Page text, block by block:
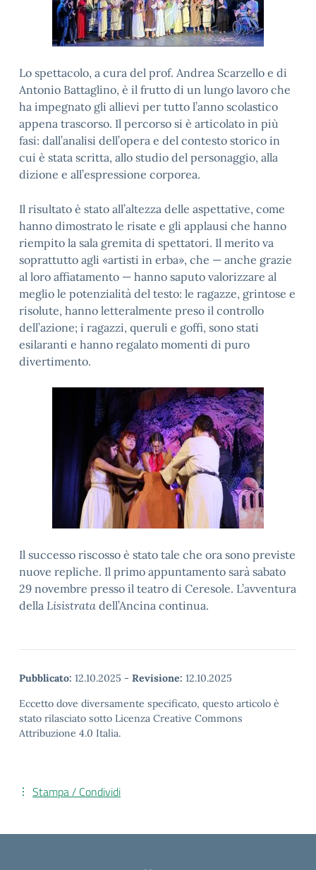
Lo spettacolo, a cura del prof. Andrea Scarzello e di
Antonio Battaglino, è il frutto di un lungo lavoro che
ha impegnato gli allievi per tutto l’anno scolastico
appena trascorso. Il percorso si è articolato in più
fasi: dall’analisi dell’opera e del contesto storico in
cui è stata scritta, allo studio del personaggio, alla
dizione e all’espressione corporea.
Il risultato è stato all’altezza delle aspettative, come
hanno dimostrato le risate e gli applausi che hanno
riempito la sala gremita di spettatori. Il merito va
soprattutto agli «artisti in erba», che — anche grazie
al loro affiatamento — hanno saputo valorizzare al
meglio le potenzialità del testo: le ragazze, grintose e
risolute, hanno letteralmente preso il controllo
dell’azione; i ragazzi, queruli e goffi, sono stati
esilaranti e hanno regalato momenti di puro
divertimento.
Il successo riscosso è stato tale che ora sono previste
nuove repliche. Il primo appuntamento sarà sabato
29 novembre presso il teatro di Ceresole. L’avventura
della Lisistrata dell’Ancina continua.
Pubblicato: 12.10.2025 - Revisione: 12.10.2025
Eccetto dove diversamente specificato, questo articolo è
stato rilasciato sotto Licenza Creative Commons
Attribuzione 4.0 Italia.
Stampa / Condividi